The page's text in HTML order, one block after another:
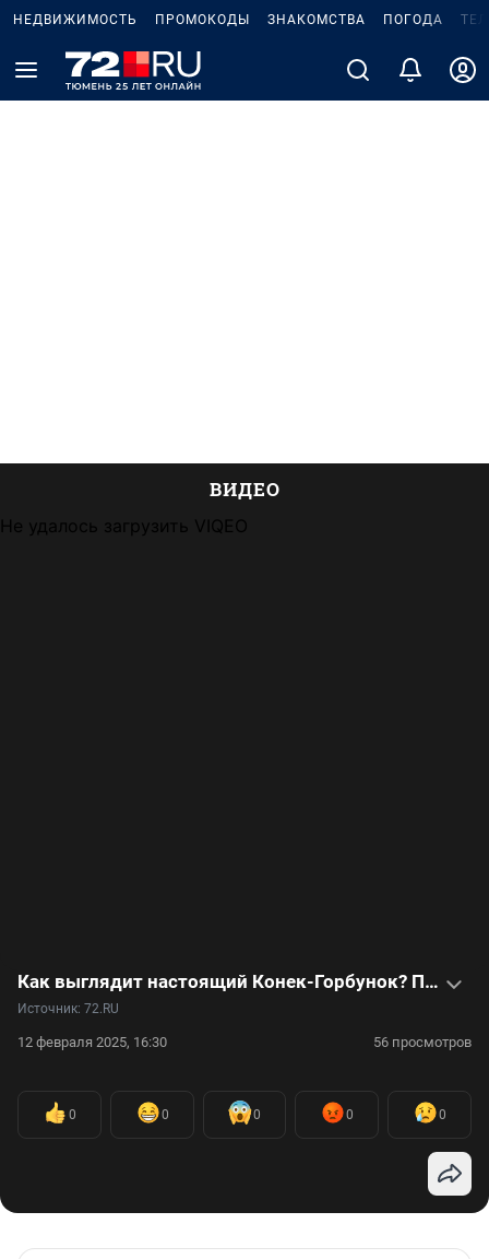
НЕДВИЖИМОСТЬ ПРОМОКОДЫ ЗНАКОМСТВА ПОГОДА
ВИДЕО
Не удалось загрузить VIQEO
Как выглядит настоящий Конек-Горбунок? Показываем невероятно милое видео, снятое в пригороде Тюмени
Источник: 72.RU
12 февраля 2025, 16:30 56 просмотров
0 0 0 0 0